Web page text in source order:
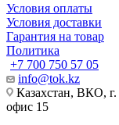
Условия оплаты
Условия доставки
Гарантия на товар
Политика
+7 700 750 57 05
info@tok.kz
Казахстан, ВКО, г.
офис 15